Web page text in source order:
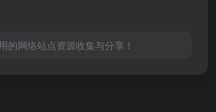
的网络站点资源收集与分享！